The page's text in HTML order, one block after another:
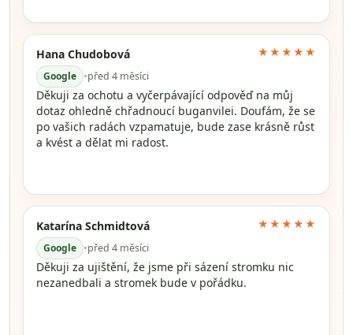
Hana Chudobová
Google •před 4 měsíci
★★★★★
Děkuji za ochotu a vyčerpávající odpověď na můj
dotaz ohledně chřadnoucí buganvilei. Doufám, že se
po vašich radách vzpamatuje, bude zase krásně růst
a kvést a dělat mi radost.
Katarína Schmidtová
Google •před 4 měsíci
★★★★★
Děkuji za ujištění, že jsme při sázení stromku nic
nezanedbali a stromek bude v pořádku.